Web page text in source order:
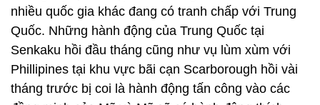
nhiều quốc gia khác đang có tranh chấp với Trung
Quốc. Những hành động của Trung Quốc tại
Senkaku hồi đầu tháng cũng như vụ lùm xùm với
Phillipines tại khu vực bãi cạn Scarborough hồi vài
tháng trước bị coi là hành động tấn công vào các